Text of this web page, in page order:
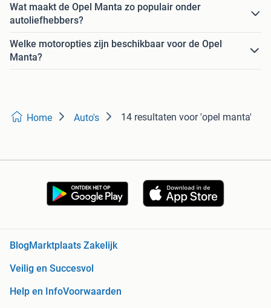
Wat maakt de Opel Manta zo populair onder
autoliefhebbers?
Welke motoropties zijn beschikbaar voor de Opel
Manta?
Home Auto's 14 resultaten voor 'opel manta'
BlogMarktplaats Zakelijk
Veilig en Succesvol
Help en InfoVoorwaarden